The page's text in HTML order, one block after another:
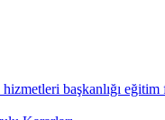
başkanlığı